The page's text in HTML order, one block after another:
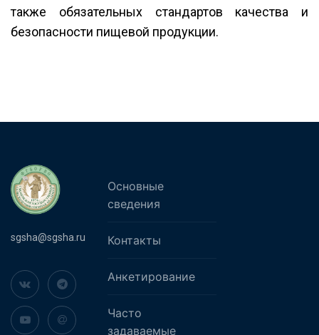
также обязательных стандартов качества и
безопасности пищевой продукции.
sgsha@sgsha.ru
Основные
сведения
Контакты
Анкетирование
Часто
задаваемые